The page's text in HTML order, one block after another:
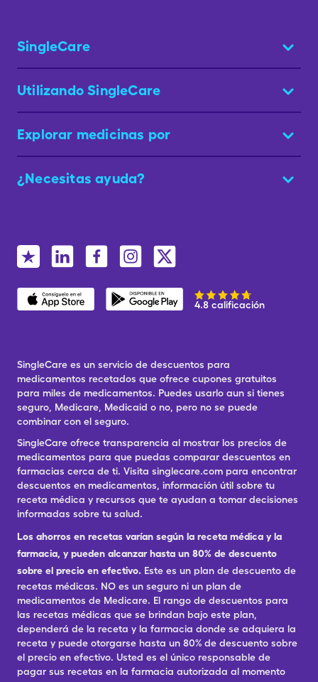
SingleCare
Utilizando SingleCare
Explorar medicinas por
¿Necesitas ayuda?
4.8 calificación
SingleCare es un servicio de descuentos para
medicamentos recetados que ofrece cupones gratuitos
para miles de medicamentos. Puedes usarlo aun si tienes
seguro, Medicare, Medicaid o no, pero no se puede
combinar con el seguro.
SingleCare ofrece transparencia al mostrar los precios de
medicamentos para que puedas comparar descuentos en
farmacias cerca de ti. Visita singlecare.com para encontrar
descuentos en medicamentos, información útil sobre tu
receta médica y recursos que te ayudan a tomar decisiones
informadas sobre tu salud.
Los ahorros en recetas varían según la receta médica y la
farmacia, y pueden alcanzar hasta un 80% de descuento
sobre el precio en efectivo. Este es un plan de descuento de
recetas médicas. NO es un seguro ni un plan de
medicamentos de Medicare. El rango de descuentos para
las recetas médicas que se brindan bajo este plan,
dependerá de la receta y la farmacia donde se adquiera la
receta y puede otorgarse hasta un 80% de descuento sobre
el precio en efectivo. Usted es el único responsable de
pagar sus recetas en la farmacia autorizada al momento